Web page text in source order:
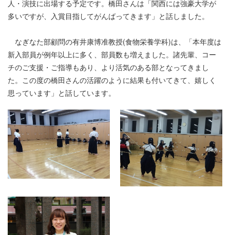
人・演技に出場する予定です。橋田さんは「関西には強豪大学が
多いですが、入賞目指してがんばってきます」と話しました。
なぎなた部顧問の有井康博准教授(食物栄養学科)は、「本年度は
新入部員が例年以上に多く、部員数も増えました。諸先輩、コー
チのご支援・ご指導もあり、より活気のある部となってきまし
た。この度の橋田さんの活躍のように結果も付いてきて、嬉しく
思っています」と話しています。